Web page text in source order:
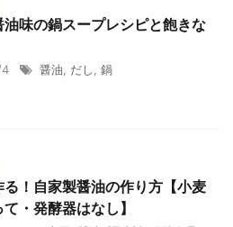
油味の鍋スープレシピと飽きな
4 醤油 だし 鍋
る！自家製醤油の作り方【小麦
・発酵器はなし】